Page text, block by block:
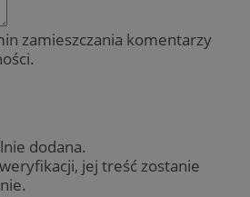
zamieszczania komentarzy
dodana.
jej treść zostanie